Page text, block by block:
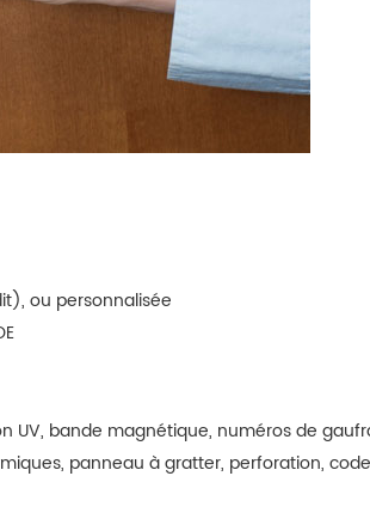
ou personnalisée
UV, bande magnétique, numéros de
panneau à gratter, perforation,